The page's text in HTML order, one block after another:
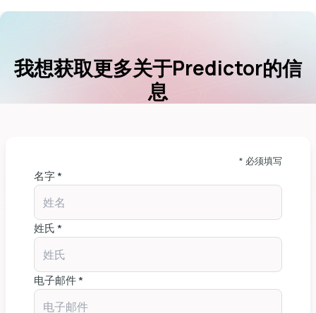
我想获取更多关于Predictor的信
息
* 必须填写
名字 *
姓氏 *
电子邮件 *